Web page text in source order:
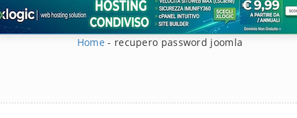
Home - recupero password joomla